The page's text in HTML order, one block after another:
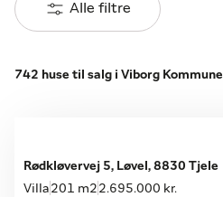
Alle filtre
742 huse til salg i Viborg Kommune
Rødkløvervej 5, Løvel, 8830 Tjele
Villa 201 m2 2.695.000 kr.